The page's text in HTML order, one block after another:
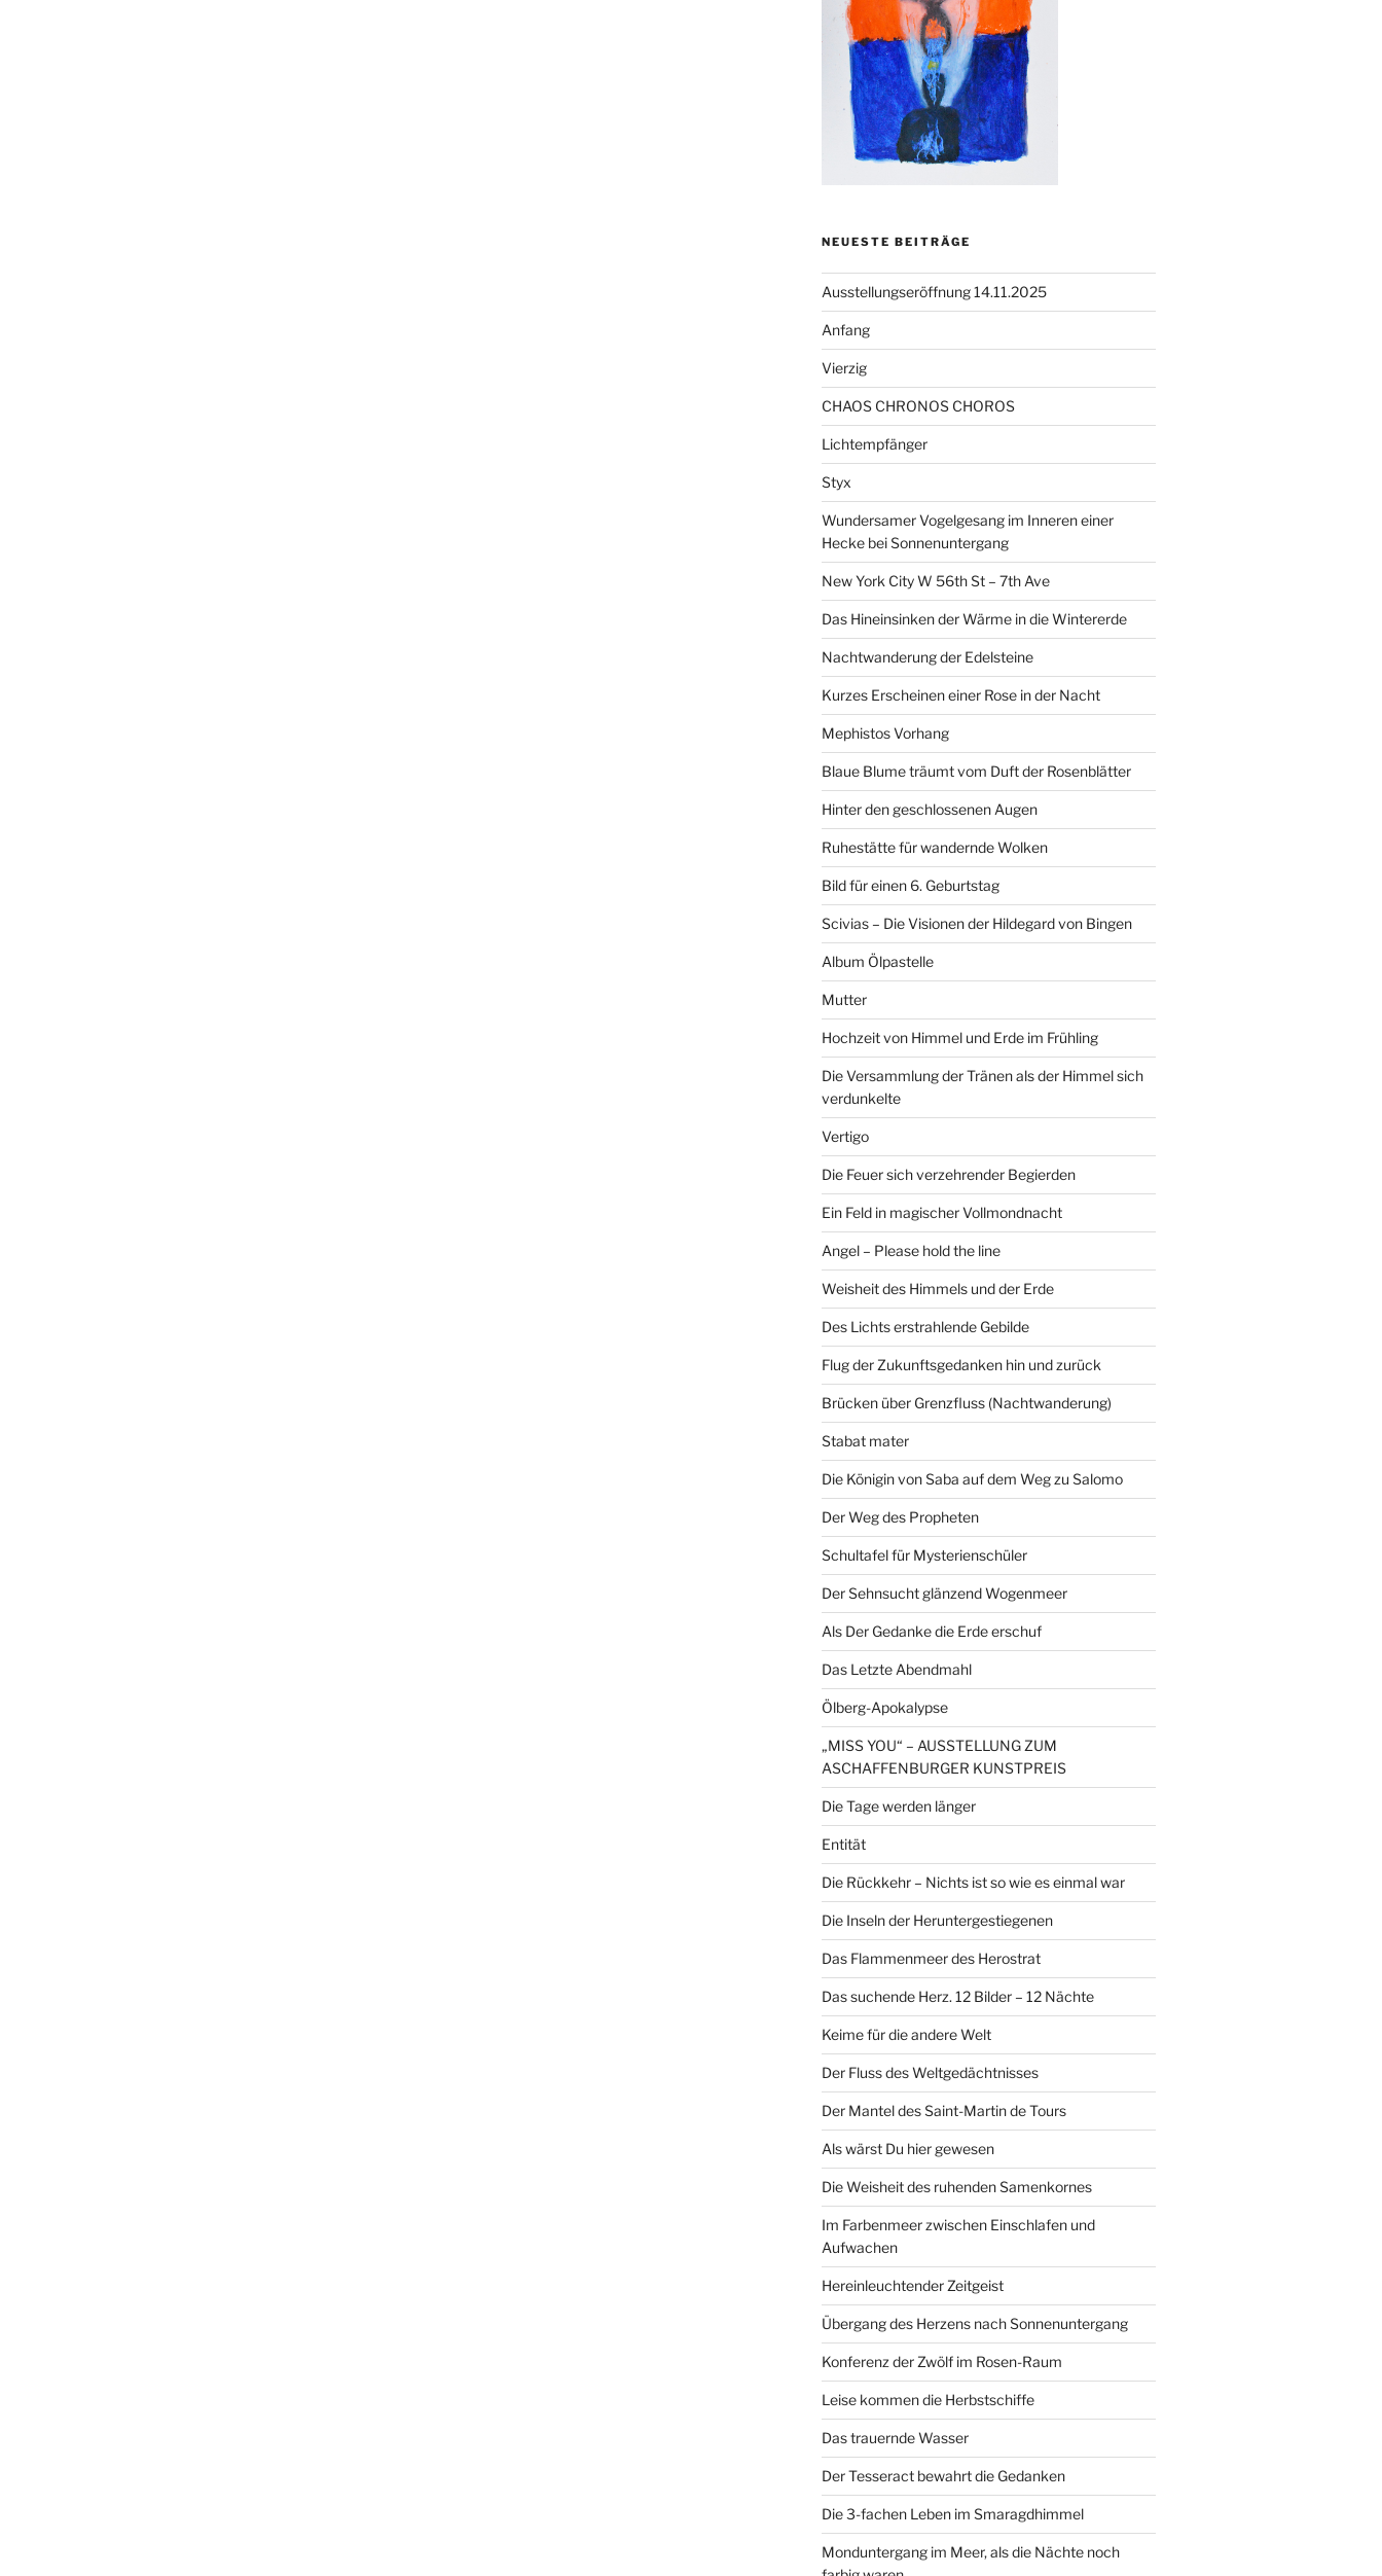
NEUESTE BEITRÄGE
Ausstellungseröffnung 14.11.2025
Anfang
Vierzig
CHAOS CHRONOS CHOROS
Lichtempfänger
Styx
Wundersamer Vogelgesang im Inneren einer
Hecke bei Sonnenuntergang
New York City W 56th St – 7th Ave
Das Hineinsinken der Wärme in die Wintererde
Nachtwanderung der Edelsteine
Kurzes Erscheinen einer Rose in der Nacht
Mephistos Vorhang
Blaue Blume träumt vom Duft der Rosenblätter
Hinter den geschlossenen Augen
Ruhestätte für wandernde Wolken
Bild für einen 6. Geburtstag
Scivias – Die Visionen der Hildegard von Bingen
Album Ölpastelle
Mutter
Hochzeit von Himmel und Erde im Frühling
Die Versammlung der Tränen als der Himmel sich
verdunkelte
Vertigo
Die Feuer sich verzehrender Begierden
Ein Feld in magischer Vollmondnacht
Angel – Please hold the line
Weisheit des Himmels und der Erde
Des Lichts erstrahlende Gebilde
Flug der Zukunftsgedanken hin und zurück
Brücken über Grenzfluss (Nachtwanderung)
Stabat mater
Die Königin von Saba auf dem Weg zu Salomo
Der Weg des Propheten
Schultafel für Mysterienschüler
Der Sehnsucht glänzend Wogenmeer
Als Der Gedanke die Erde erschuf
Das Letzte Abendmahl
Ölberg-Apokalypse
„MISS YOU“ – AUSSTELLUNG ZUM
ASCHAFFENBURGER KUNSTPREIS
Die Tage werden länger
Entität
Die Rückkehr – Nichts ist so wie es einmal war
Die Inseln der Heruntergestiegenen
Das Flammenmeer des Herostrat
Das suchende Herz. 12 Bilder – 12 Nächte
Keime für die andere Welt
Der Fluss des Weltgedächtnisses
Der Mantel des Saint-Martin de Tours
Als wärst Du hier gewesen
Die Weisheit des ruhenden Samenkornes
Im Farbenmeer zwischen Einschlafen und
Aufwachen
Hereinleuchtender Zeitgeist
Übergang des Herzens nach Sonnenuntergang
Konferenz der Zwölf im Rosen-Raum
Leise kommen die Herbstschiffe
Das trauernde Wasser
Der Tesseract bewahrt die Gedanken
Die 3-fachen Leben im Smaragdhimmel
Monduntergang im Meer, als die Nächte noch